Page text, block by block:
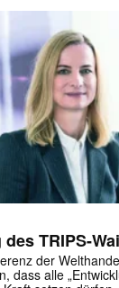
TRIPS-
der
dass alle